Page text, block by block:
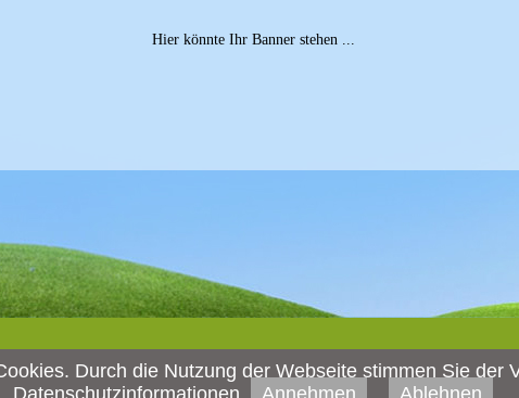
Hier könnte Ihr Banner stehen ...
Durch die Nutzung der Webseite stimmen Sie der